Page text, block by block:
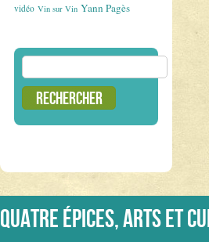
vidéo Vin sur Vin Yann Pagès
Rechercher :
Quatre épices, arts et